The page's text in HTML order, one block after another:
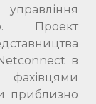
Проект
в
фахівцями
приблизно